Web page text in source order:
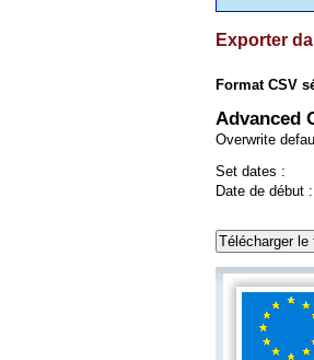
Exporter
Format CSV
Advanced
Overwrite
Set dates :
Date de début :